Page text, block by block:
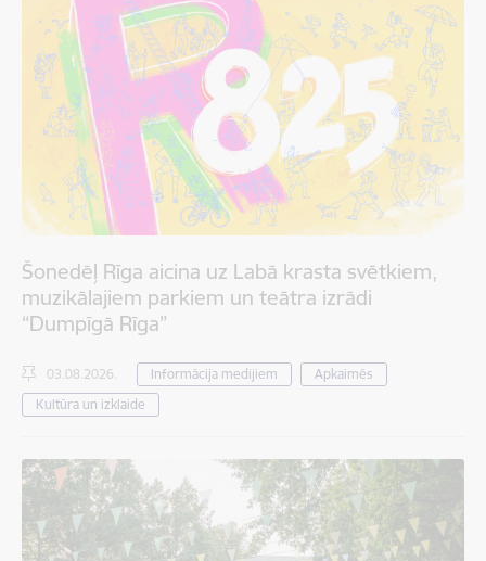
Šonedēļ Rīga aicina uz Labā krasta svētkiem,
muzikālajiem parkiem un teātra izrādi
“Dumpīgā Rīga”
03.08.2026. Informācija medijiem
Apkaimēs
Kultūra un izklaide